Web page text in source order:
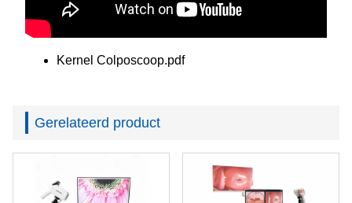
Kernel Colposcoop.pdf
Gerelateerd product